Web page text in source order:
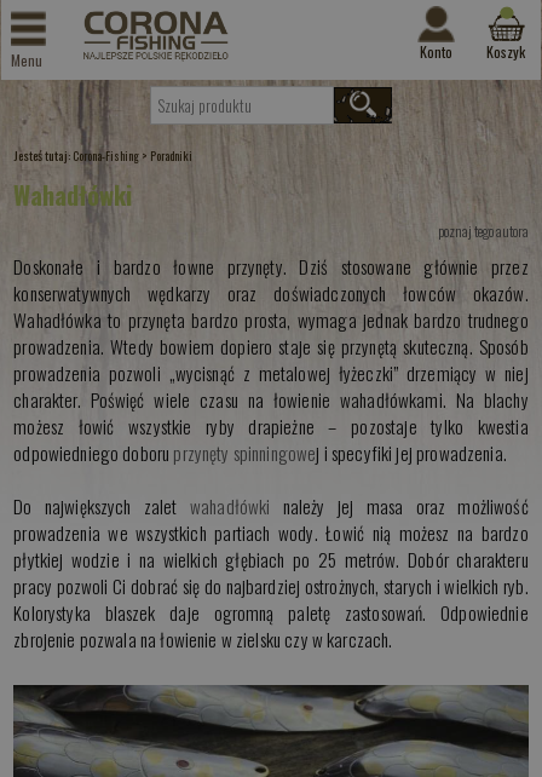
Menu Konto Koszyk
Jesteś tutaj: Corona-Fishing > Poradniki
Wahadłówki
poznaj tego autora
Doskonałe i bardzo łowne przynęty. Dziś stosowane głównie przez
konserwatywnych wędkarzy oraz doświadczonych łowców okazów.
Wahadłówka to przynęta bardzo prosta, wymaga jednak bardzo trudnego
prowadzenia. Wtedy bowiem dopiero staje się przynętą skuteczną. Sposób
prowadzenia pozwoli „wycisnąć z metalowej łyżeczki” drzemiący w niej
charakter. Poświęć wiele czasu na łowienie wahadłówkami. Na blachy
możesz łowić wszystkie ryby drapieżne – pozostaje tylko kwestia
odpowiedniego doboru przynęty spinningowej i specyfiki jej prowadzenia.
Do największych zalet wahadłówki należy jej masa oraz możliwość
prowadzenia we wszystkich partiach wody. Łowić nią możesz na bardzo
płytkiej wodzie i na wielkich głębiach po 25 metrów. Dobór charakteru
pracy pozwoli Ci dobrać się do najbardziej ostrożnych, starych i wielkich ryb.
Kolorystyka blaszek daje ogromną paletę zastosowań. Odpowiednie
zbrojenie pozwala na łowienie w zielsku czy w karczach.